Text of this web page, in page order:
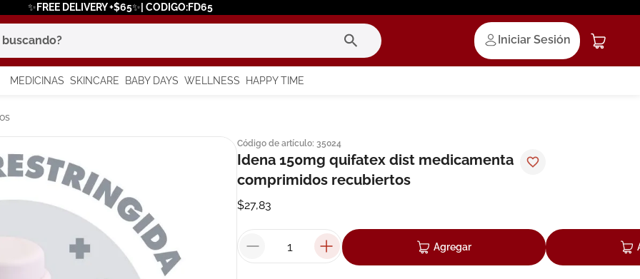
✨FREE DELIVERY +$65✨| CODIGO:FD65
Iniciar Sesión
MEDICINAS SKINCARE BABY DAYS WELLNESS HAPPY TIME
Código de artículo: 35024
Idena 150mg quifatex dist medicamenta
comprimidos recubiertos
$27,83
Agregar
más buscados